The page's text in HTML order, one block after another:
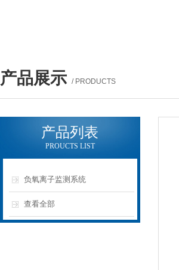
产品展示 / PRODUCTS
产品列表
PROUCTS LIST
负氧离子监测系统
查看全部